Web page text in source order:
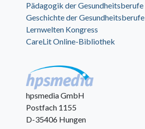
Pädagogik der Gesundheitsberufe
Geschichte der Gesundheitsberufe
Lernwelten Kongress
CareLit Online-Bibliothek
hpsmedia GmbH
Postfach 1155
D-35406 Hungen